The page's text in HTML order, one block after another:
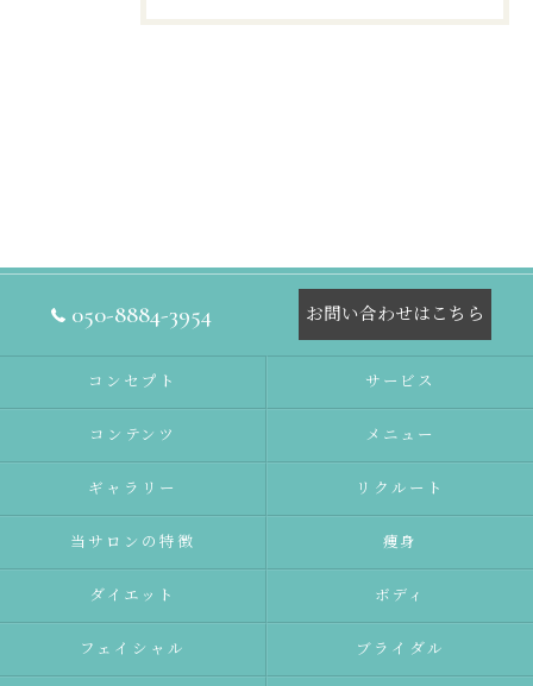
050-8884-3954 お問い合わせはこちら
コンセプト サービス
コンテンツ メニュー
ギャラリー リクルート
当サロンの特徴 痩身
ダイエット ボディ
フェイシャル ブライダル